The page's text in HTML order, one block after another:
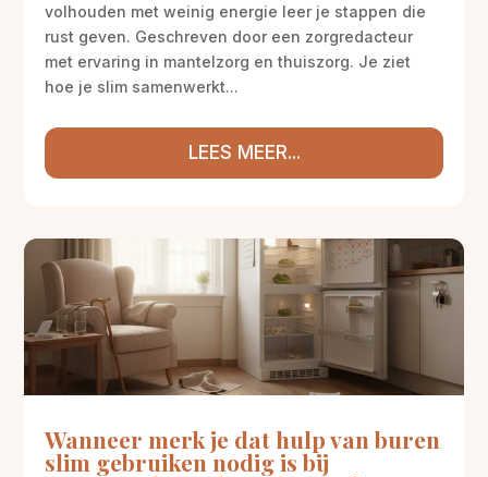
volhouden met weinig energie leer je stappen die
rust geven. Geschreven door een zorgredacteur
met ervaring in mantelzorg en thuiszorg. Je ziet
hoe je slim samenwerkt...
LEES MEER...
Wanneer merk je dat hulp van buren
slim gebruiken nodig is bij